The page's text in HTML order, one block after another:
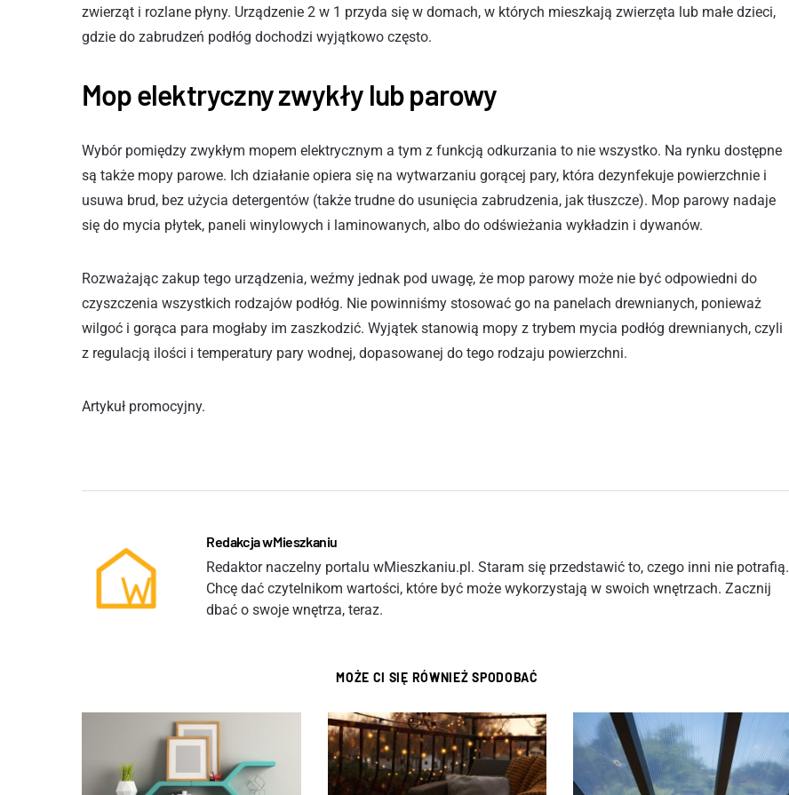
zwierząt i rozlane płyny. Urządzenie 2 w 1 przyda się w domach, w których mieszkają zwierzęta lub małe dzieci,
gdzie do zabrudzeń podłóg dochodzi wyjątkowo często.
Mop elektryczny zwykły lub parowy
Wybór pomiędzy zwykłym mopem elektrycznym a tym z funkcją odkurzania to nie wszystko. Na rynku dostępne
są także mopy parowe. Ich działanie opiera się na wytwarzaniu gorącej pary, która dezynfekuje powierzchnie i
usuwa brud, bez użycia detergentów (także trudne do usunięcia zabrudzenia, jak tłuszcze). Mop parowy nadaje
się do mycia płytek, paneli winylowych i laminowanych, albo do odświeżania wykładzin i dywanów.
Rozważając zakup tego urządzenia, weźmy jednak pod uwagę, że mop parowy może nie być odpowiedni do
czyszczenia wszystkich rodzajów podłóg. Nie powinniśmy stosować go na panelach drewnianych, ponieważ
wilgoć i gorąca para mogłaby im zaszkodzić. Wyjątek stanowią mopy z trybem mycia podłóg drewnianych, czyli
z regulacją ilości i temperatury pary wodnej, dopasowanej do tego rodzaju powierzchni.
Artykuł promocyjny.
Redakcja wMieszkaniu
Redaktor naczelny portalu wMieszkaniu.pl. Staram się przedstawić to, czego inni nie potrafią.
Chcę dać czytelnikom wartości, które być może wykorzystają w swoich wnętrzach. Zacznij
dbać o swoje wnętrza, teraz.
MOŻE CI SIĘ RÓWNIEŻ SPODOBAĆ